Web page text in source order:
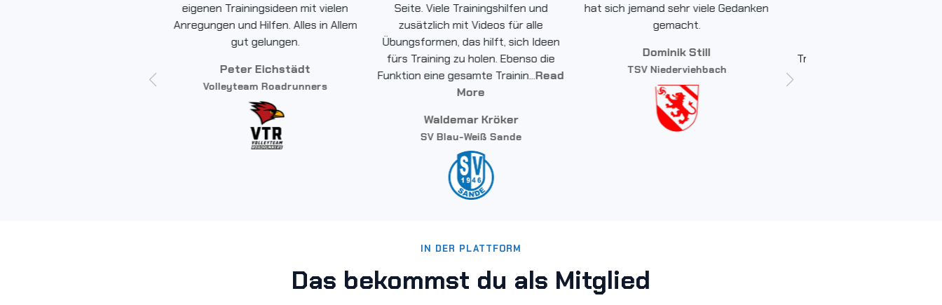
eigenen Trainingsideen mit vielen
Anregungen und Hilfen. Alles in Allem
gut gelungen.
Peter Eichstädt
Volleyteam Roadrunners
Seite. Viele Trainingshilfen und
zusätzlich mit Videos für alle
Übungsformen, das hilft, sich Ideen
fürs Training zu holen. Ebenso die
Funktion eine gesamte Trainin...Read
More
Waldemar Kröker
SV Blau-Weiß Sande
hat sich jemand sehr viele Gedanken
gemacht.
Dominik Still
TSV Niederviehbach
Trainingsgestaltung immer
IN DER PLATTFORM
Das bekommst du als Mitglied